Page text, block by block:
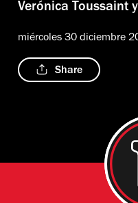
Verónica Toussaint
miércoles 30 diciembre
Share